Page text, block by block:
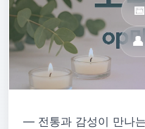
― 전통과 감성이 만나